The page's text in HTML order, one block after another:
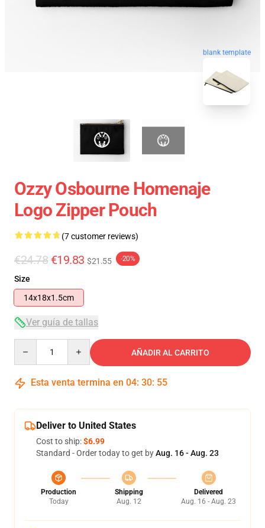
blank template
Ozzy Osbourne Homenaje
Logo Zipper Pouch
(7 customer reviews)
€24.78 €19.83 $21.55 -20%
Size
14x18x1.5cm
Ver guía de tallas
AÑADIR AL CARRITO
Esta venta termina en 04: 30: 54
Deliver to United States
Cost to ship:$6.99
Standard - Order today to get byAug. 16 - Aug. 23
Production
Today
Shipping
Aug. 12
Delivered
Aug. 16 - Aug. 23